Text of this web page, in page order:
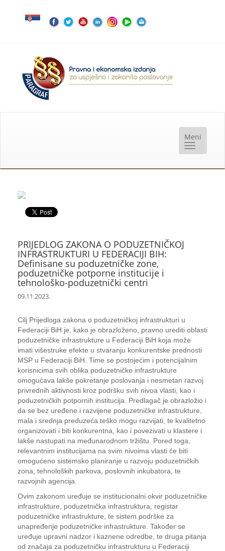
PRIJEDLOG ZAKONA O PODUZETNIČKOJ
INFRASTRUKTURI U FEDERACIJI BIH:
Definisane su poduzetničke zone,
poduzetničke potporne institucije i
tehnološko-poduzetnički centri
09.11.2023.
Cilj Prijedloga zakona o poduzetničkoj infrastrukturi u
Federaciji BiH je, kako je obrazloženo, pravno urediti oblasti
poduzetničke infrastrukture u Federaciji BiH koja može
imati višestruke efekte u stvaranju konkurentske prednosti
MSP u Federaciji BiH. Time se postojećim i potencijalnim
korisnicima svih oblika poduzetničke infrastrukture
omogućava lakše pokretanje poslovanja i nesmetan razvoj
privrednih aktivnosti kroz podršku svih nivoa vlasti, kao i
poduzetničkih potpornih institucija. Predlagač je obrazložio i
da se bez uređene i razvijene poduzetničke infrastrukture,
mala i srednja preduzeća teško mogu razvijati, te kvalitetno
organizovati i biti konkurentna, kao i povezivati u klastere i
lakše nastupati na međunarodnom tržištu. Pored toga,
relevantnim institucijama na svim nivoima vlasti će biti
omogućeno sistemsko planiranje u razvoju poduzetničkih
zona, tehnoloških parkova, poslovnih inkubatora, te
razvojnih agencija.
Ovim zakonom uređuje se institucionalni okvir poduzetničke
infrastrukture, poduzetnička infrastruktura, registar
poduzetničke infrastrukture, te sistem podrške za
unapređenje poduzetničke infrastrukture. Također se
uređuje upravni nadzor i kaznene odredbe, te druga pitanja
od značaja za poduzetničku infrastrukturu u Federaciji